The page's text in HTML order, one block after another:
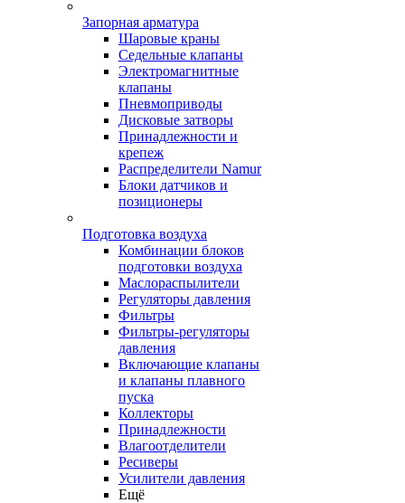
Запорная арматура
Шаровые краны
Седельные клапаны
Электромагнитные
клапаны
Пневмоприводы
Дисковые затворы
Принадлежности и
крепеж
Распределители Namur
Блоки датчиков и
позиционеры
Подготовка воздуха
Комбинации блоков
подготовки воздуха
Маслораспылители
Регуляторы давления
Фильтры
Фильтры-регуляторы
давления
Включающие клапаны
и клапаны плавного
пуска
Коллекторы
Принадлежности
Влагоотделители
Ресиверы
Усилители давления
Ещё